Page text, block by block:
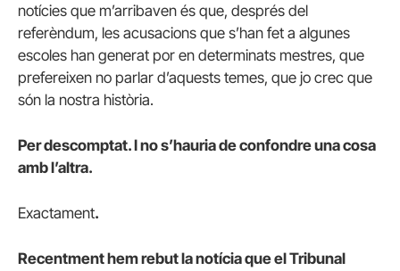
notícies que m’arribaven és que, després del
referèndum, les acusacions que s’han fet a algunes
escoles han generat por en determinats mestres, que
prefereixen no parlar d’aquests temes, que jo crec que
són la nostra història.
Per descomptat. I no s’hauria de confondre una cosa
amb l’altra.
Exactament.
Recentment hem rebut la notícia que el Tribunal